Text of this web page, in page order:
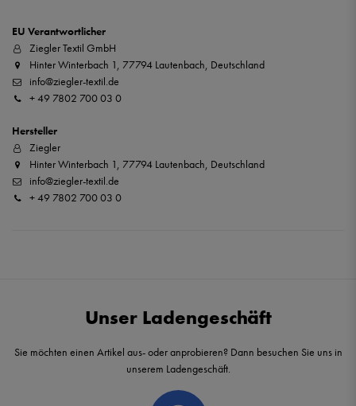
EU Verantwortlicher
Ziegler Textil GmbH
Hinter Winterbach 1, 77794 Lautenbach, Deutschland
info@ziegler-textil.de
+ 49 7802 700 03 0
Hersteller
Ziegler
Hinter Winterbach 1, 77794 Lautenbach, Deutschland
info@ziegler-textil.de
+ 49 7802 700 03 0
Unser Ladengeschäft
Sie möchten einen Artikel aus- oder anprobieren? Dann besuchen Sie uns in
unserem Ladengeschäft.